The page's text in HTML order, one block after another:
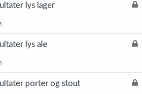
L
lys lager
L
lys ale
L
porter og stout